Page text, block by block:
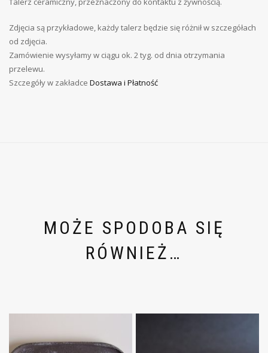
Zdjęcia są przykładowe, każdy talerz będzie się różnił w szczegółach
od zdjęcia.
Zamówienie wysyłamy w ciągu ok. 2 tyg. od dnia otrzymania
przelewu.
Szczegóły w zakładce Dostawa i Płatność
MOŻE SPODOBA SIĘ
RÓWNIEŻ…